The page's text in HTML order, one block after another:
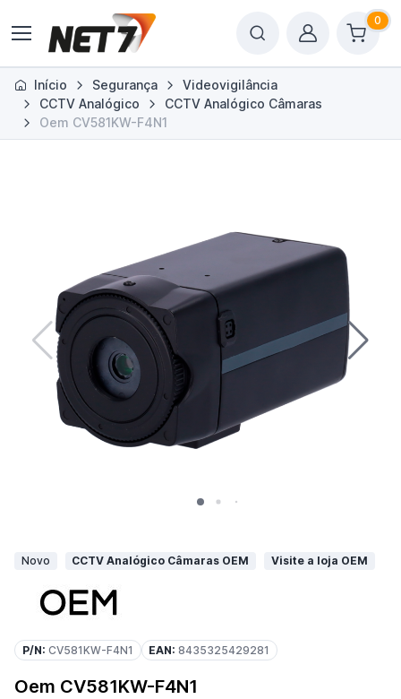
0
Início Segurança
Videovigilância
CCTV Analógico
CCTV Analógico Câmaras
Oem CV581KW-F4N1
Novo CCTV Analógico Câmaras OEM Visite a loja OEM
P/N: CV581KW-F4N1 EAN: 8435325429281
Oem CV581KW-F4N1